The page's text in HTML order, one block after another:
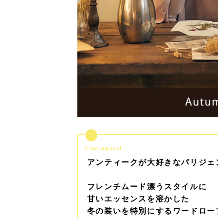
C’est mignon!
アンティークが大好きなパリジェ
フレンチムード漂うスタイルに
甘いエッセンスを溶かした
冬の装いを特別にするワードロー